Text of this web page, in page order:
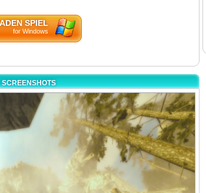
SPIEL
for Windows
SCREENSHOTS